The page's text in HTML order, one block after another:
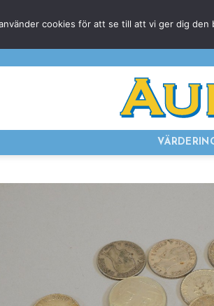
cookies för att se till att vi ger dig den